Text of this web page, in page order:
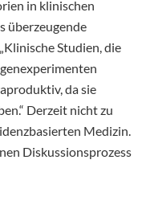
in klinischen
überzeugende
Studien, die
da sie
Derzeit nicht zu
Medizin.
Diskussionsprozess